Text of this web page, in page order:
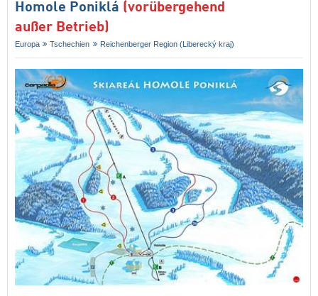
Homole Poniklá (vorübergehend
außer Betrieb)
Europa Tschechien Reichenberger Region (Liberecký kraj)